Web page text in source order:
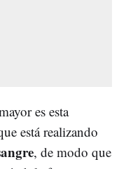
es esta
está realizando
, de modo que